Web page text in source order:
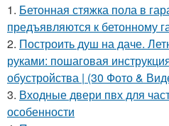
1. Бетонная стяжка пола в
предъявляются к бетонному
2. Построить душ на даче.
руками: пошаговая
обустройства | (30 Фото &
3. Входные двери пвх для
особенности